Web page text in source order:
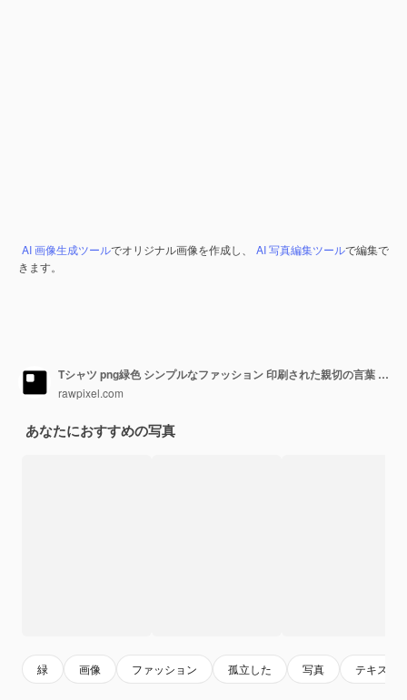
AI 画像生成ツールでオリジナル画像を作成し、 AI 写真編集ツールで編集で
きます。
Tシャツ png緑色 シンプルなファッション 印刷された親切の言葉 透明な背景
rawpixel.com
あなたにおすすめの写真
緑 画像 ファッション 孤立した 写真 テキスト